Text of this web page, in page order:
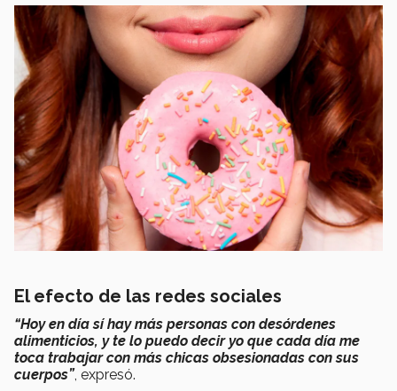
El efecto de las redes sociales
“Hoy en día sí hay más personas con desórdenes
alimenticios, y te lo puedo decir yo que cada día me
toca trabajar con más chicas obsesionadas con sus
cuerpos”, expresó.